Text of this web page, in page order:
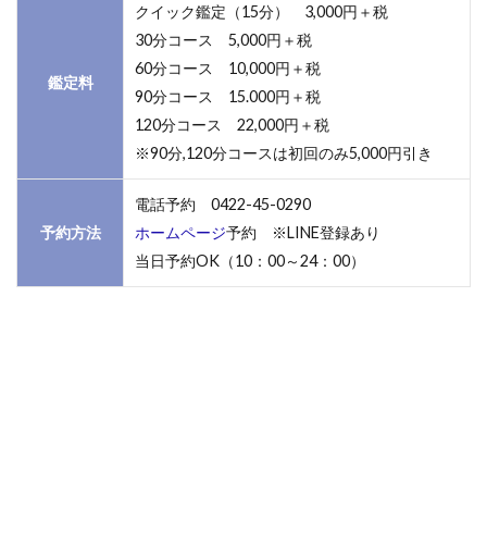
鑑定料
クイック鑑定（15分） 3,000円＋税
30分コース 5,000円＋税
60分コース 10,000円＋税
90分コース 15.000円＋税
120分コース 22,000円＋税
※90分,120分コースは初回のみ5,000円引き
予約方法
電話予約 0422-45-0290
ホームページ予約 ※LINE登録あり
当日予約OK（10：00～24：00）